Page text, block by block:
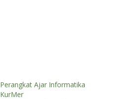
Perangkat Ajar Informatika
KurMer